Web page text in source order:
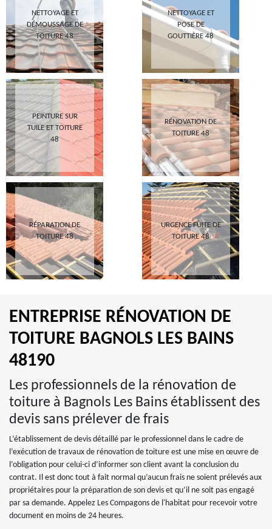
NETTOYAGE ET
DÉMOUSSAGE DE
TOITURE 48
NETTOYAGE ET
POSE DE
GOUTTIÈRE 48
PEINTURE SUR
TUILE ET TOITURE
48
RÉNOVATION DE
TOITURE 48
RÉPARATION DE
TOITURE 48
URGENCE FUITE DE
TOITURE 48
ENTREPRISE RÉNOVATION DE
TOITURE BAGNOLS LES BAINS
48190
Les professionnels de la rénovation de
toiture à Bagnols Les Bains établissent des
devis sans prélever de frais
L’établissement de devis détaillé par le professionnel dans le cadre de
l’exécution de travaux de rénovation de toiture est une mise en œuvre de
l’obligation pour celui-ci d’informer son client avant la conclusion du
contrat. Il est donc tout à fait normal qu’aucun frais ne soient prélevés aux
propriétaires pour la préparation de son devis et qu’il ne soit pas engagé
par sa demande. Appelez Les Compagons de l'habitat pour recevoir votre
document en moins de 24 heures.